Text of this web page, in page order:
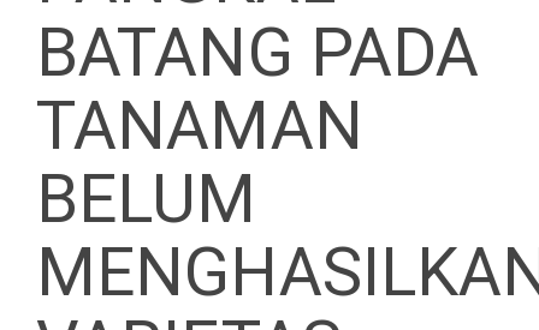
BATANG PADA
TANAMAN
BELUM